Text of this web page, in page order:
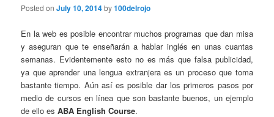
Posted onJuly 10, 2014by100delrojo
En la web es posible encontrar muchos programas que dan misa
y aseguran que te enseñarán a hablar inglés en unas cuantas
semanas. Evidentemente esto no es más que falsa publicidad,
ya que aprender una lengua extranjera es un proceso que toma
bastante tiempo. Aún así es posible dar los primeros pasos por
medio de cursos en línea que son bastante buenos, un ejemplo
de ello esABA English Course.